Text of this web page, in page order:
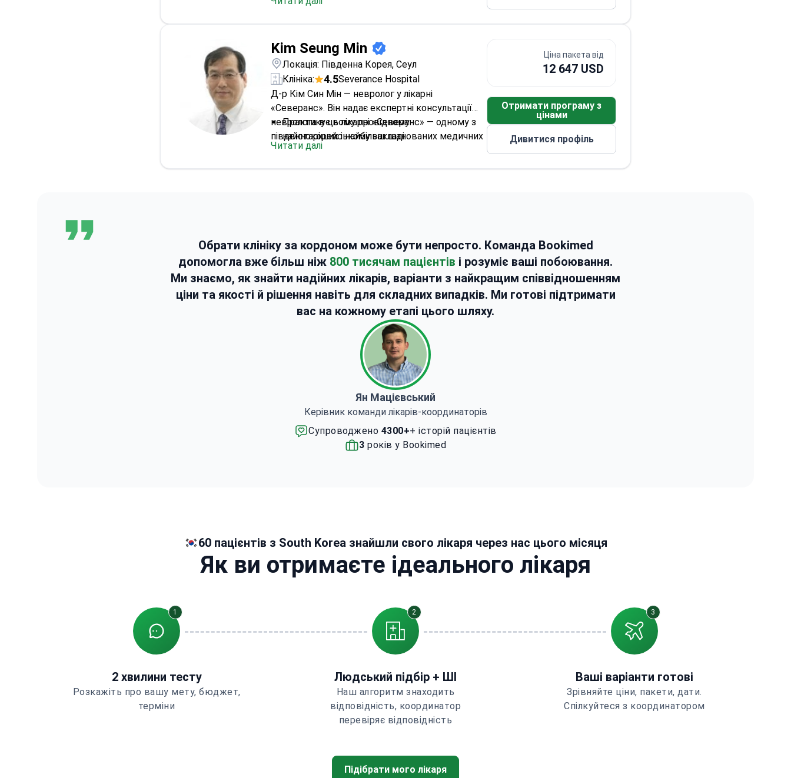
Спеціалізується на неврології та діагностиці
лікарняної мережі, відомої передовими
медичними дослідженнями
Kim Seung Min
Локація: Південна Корея, Сеул
Клініка:
4.5Severance Hospital
Д-р Кім Син Мін — невролог у лікарні
«Северанс». Він надає експертні консультації
невролога в цьому провідному
південнокорейському закладі.
Практикує в лікарні «Северанс» — одному з
найстаріших і найбільш шанованих медичних
центрів Південної Кореї
Читати далі
Ціна пакета від
12 647 USD
Отримати програму з
цінами
Дивитися профіль
Обрати клініку за кордоном може бути непросто. Команда Bookimed
допомогла вже більш ніж 800 тисячам пацієнтів і розуміє ваші побоювання.
Ми знаємо, як знайти надійних лікарів, варіанти з найкращим співвідношенням
ціни та якості й рішення навіть для складних випадків. Ми готові підтримати
вас на кожному етапі цього шляху.
Ян Мацієвський
Керівник команди лікарів-координаторів
Супроводжено 4300++ історій пацієнтів
3 років у Bookimed
60 пацієнтів з South Korea знайшли свого лікаря через нас цього місяця
Як ви отримаєте ідеального лікаря
1
2 хвилини тесту
Розкажіть про вашу мету, бюджет,
терміни
2
Людський підбір + ШІ
Наш алгоритм знаходить
відповідність, координатор
перевіряє відповідність
3
Ваші варіанти готові
Зрівняйте ціни, пакети, дати.
Спілкуйтеся з координатором
Підібрати мого лікаря